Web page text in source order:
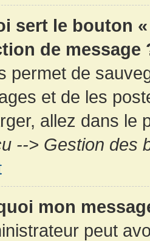
sert le bouton
de message
permet de
et de les
allez dans le
--> Gestion des
mon
peut